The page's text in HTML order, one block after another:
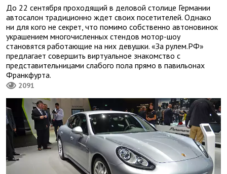
До 22 сентября проходящий в деловой столице Германии
автосалон традиционно ждет своих посетителей. Однако
ни для кого не секрет, что помимо собственно автоновинок
украшением многочисленных стендов мотор-шоу
становятся работающие на них девушки. «За рулем.РФ»
предлагает совершить виртуальное знакомство с
представительницами слабого пола прямо в павильонах
Франкфурта.
2091